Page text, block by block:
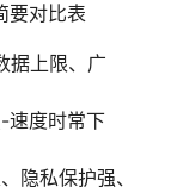
要对比表
据上限、广
速度时常下
隐私保护强、